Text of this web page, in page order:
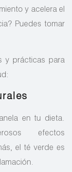
y acelera el
Puedes tomar
y prácticas para
en tu dieta.
efectos
el té verde es